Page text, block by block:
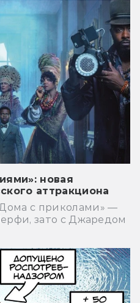
новая
аттракциона
с приколами» —
зато с Джаредом